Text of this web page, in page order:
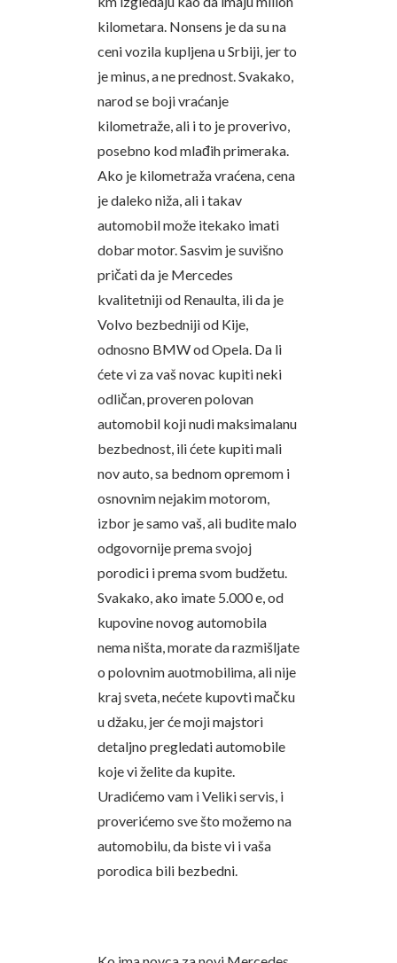
kilometara. Nonsens je da su na
ceni vozila kupljena u Srbiji, jer to
je minus, a ne prednost. Svakako,
narod se boji vraćanje
kilometraže, ali i to je proverivo,
posebno kod mlađih primeraka.
Ako je kilometraža vraćena, cena
je daleko niža, ali i takav
automobil može itekako imati
dobar motor. Sasvim je suvišno
pričati da je Mercedes
kvalitetniji od Renaulta, ili da je
Volvo bezbedniji od Kije,
odnosno BMW od Opela. Da li
ćete vi za vaš novac kupiti neki
odličan, proveren polovan
automobil koji nudi maksimalanu
bezbednost, ili ćete kupiti mali
nov auto, sa bednom opremom i
osnovnim nejakim motorom,
izbor je samo vaš, ali budite malo
odgovornije prema svojoj
porodici i prema svom budžetu.
Svakako, ako imate 5.000 e, od
kupovine novog automobila
nema ništa, morate da razmišljate
o polovnim auotmobilima, ali nije
kraj sveta, nećete kupovti mačku
u džaku, jer će moji majstori
detaljno pregledati automobile
koje vi želite da kupite.
Uradićemo vam i Veliki servis, i
proverićemo sve što možemo na
automobilu, da biste vi i vaša
porodica bili bezbedni.